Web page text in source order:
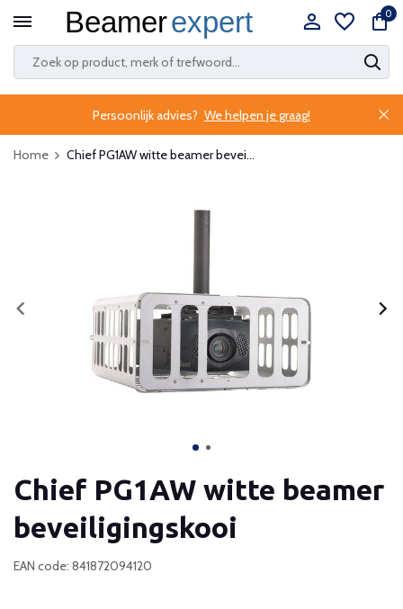
0
Persoonlijk advies? We helpen je graag!
Home Chief PG1AW witte beamer bevei...
Chief PG1AW witte beamer
beveiligingskooi
EAN code: 841872094120